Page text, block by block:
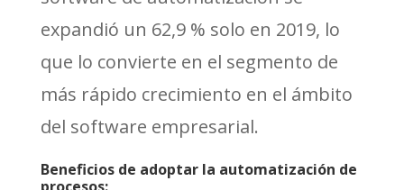
expandió un 62,9 % solo en 2019, lo
que lo convierte en el segmento de
más rápido crecimiento en el ámbito
del software empresarial.
Beneficios de adoptar la automatización de